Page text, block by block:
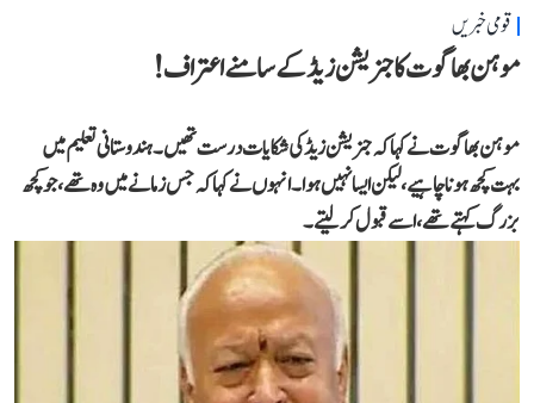
قومی خبریں
موہن بھاگوت کا جنریشن زیڈ کے سامنے اعتراف!
موہن بھاگوت نے کہاکہ جنریشن زیڈ کی شکایات درست تھیں۔ ہندوستانی تعلیم میں
بہت کچھ ہونا چاہیے، لیکن ایسا نہیں ہوا۔انہوں نے کہا کہ جس زمانے میں وہ تھے،جو کچھ
بزرگ کہتے تھے، اسے قبول کر لیتے۔